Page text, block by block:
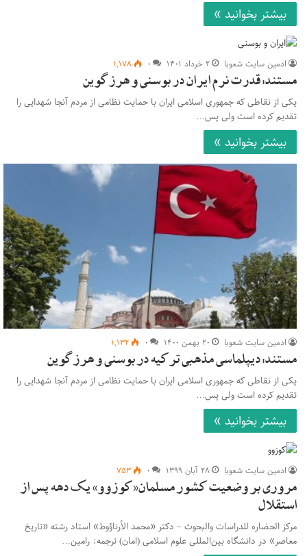
بیشتر بخوانید »
ادمین سایت شعوبا ۲ خرداد ۱۴۰۱ ۰ ۱,۱۷۸
مستند: قدرت نرم ایران در بوسنی و هرزگوین
یکی از نقاطی که جمهوری اسلامی ایران با حمایت نظامی از مردم آنجا شهدایی را
تقدیم کرده است ولی پس…
بیشتر بخوانید »
ادمین سایت شعوبا ۲۰ بهمن ۱۴۰۰ ۰ ۱,۱۳۲
مستند: دیپلماسی مذهبی ترکیه در بوسنی و هرزگوین
یکی از نقاطی که جمهوری اسلامی ایران با حمایت نظامی از مردم آنجا شهدایی را
تقدیم کرده است ولی پس…
بیشتر بخوانید »
ادمین سایت شعوبا ۲۸ آبان ۱۳۹۹ ۰ ۷۵۳
مروری بر وضعیت کشور مسلمان«کوزوو» یک دهه پس از
استقلال
مرکز الحضاره للدراسات والبحوث – دکتر «محمد الأرناؤوط» استاد رشته «تاریخ
معاصر» در دانشگاه بین‌المللی علوم اسلامی (امان) ترجمه: رامین…